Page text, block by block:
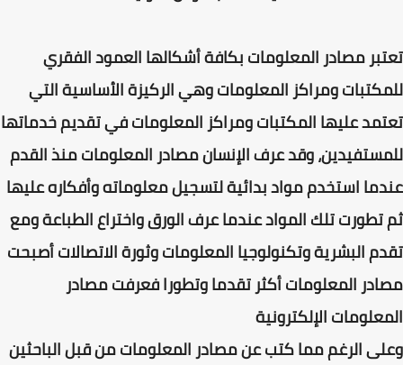
تعتبر مصادر المعلومات بكافة أشكالها العمود الفقري
للمكتبات ومراكز المعلومات وهي الركيزة الأساسية التي
تعتمد عليها المكتبات ومراكز المعلومات في تقديم خدماتها
للمستفيدين، وقد عرف الإنسان مصادر المعلومات منذ القدم
عندما استخدم مواد بدائية لتسجيل معلوماته وأفكاره عليها
ثم تطورت تلك المواد عندما عرف الورق واختراع الطباعة ومع
تقدم البشرية وتكنولوجيا المعلومات وثورة الاتصالات أصبحت
مصادر المعلومات أكثر تقدما وتطورا فعرفت مصادر
المعلومات الإلكترونية
وعلى الرغم مما كتب عن مصادر المعلومات من قبل الباحثين